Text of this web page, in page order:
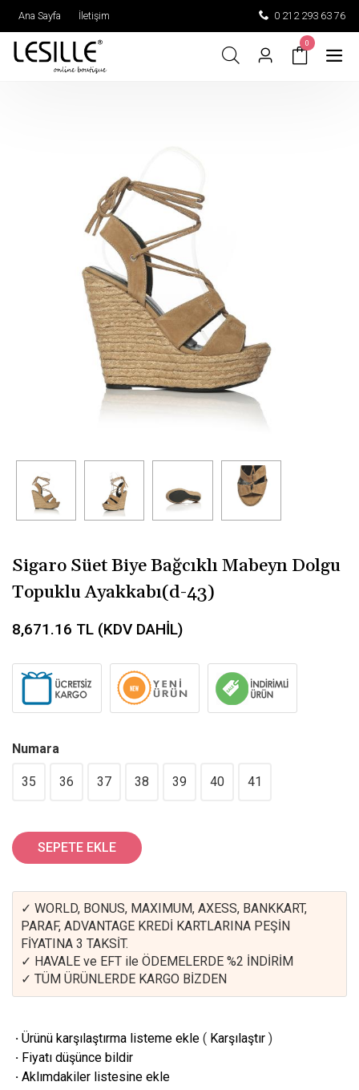
Ana Sayfa İletişim 0 212 293 63 76
0
Sigaro Süet Biye Bağcıklı Mabeyn Dolgu
Topuklu Ayakkabı(d-43)
8,671.16 TL (KDV DAHİL)
Numara
35 36 37 38 39 40 41
SEPETE EKLE
✓ WORLD, BONUS, MAXIMUM, AXESS, BANKKART,
PARAF, ADVANTAGE KREDİ KARTLARINA PEŞİN
FİYATINA 3 TAKSİT.
✓ HAVALE ve EFT ile ÖDEMELERDE %2 İNDİRİM
✓ TÜM ÜRÜNLERDE KARGO BİZDEN
· Ürünü karşılaştırma listeme ekle( Karşılaştır)
· Fiyatı düşünce bildir
· Aklımdakiler listesine ekle